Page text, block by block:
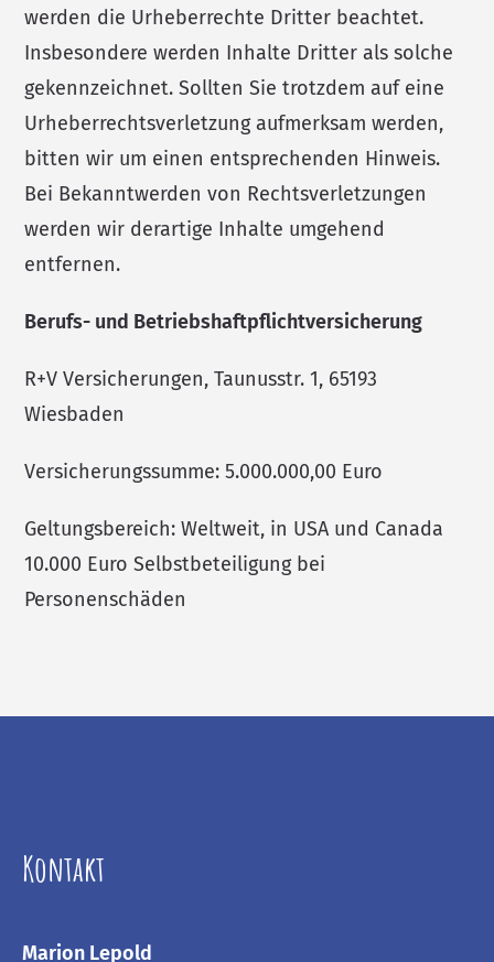
werden die Urheberrechte Dritter beachtet.
Insbesondere werden Inhalte Dritter als solche
gekennzeichnet. Sollten Sie trotzdem auf eine
Urheberrechtsverletzung aufmerksam werden,
bitten wir um einen entsprechenden Hinweis.
Bei Bekanntwerden von Rechtsverletzungen
werden wir derartige Inhalte umgehend
entfernen.
Berufs- und Betriebshaftpflichtversicherung
R+V Versicherungen, Taunusstr. 1, 65193
Wiesbaden
Versicherungssumme: 5.000.000,00 Euro
Geltungsbereich: Weltweit, in USA und Canada
10.000 Euro Selbstbeteiligung bei
Personenschäden
Kontakt
Marion Lepold